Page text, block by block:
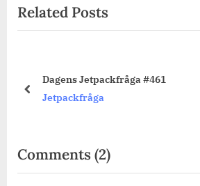
Related Posts
Dagens Jetpackfråga #461
Jetpackfråga
prev
Comments(2)on
“Dagens